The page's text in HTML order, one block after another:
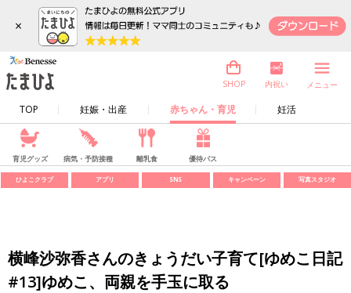
×
TOP 妊娠・出産 赤ちゃん・育児 妊活
SHOP 内祝い メニュー
育児グッズ 病気・予防接種 離乳食 優待パス
ひよこクラブ アプリ SNS キャンペーン 写真スタジオ
横峰沙弥香さんのきょうだい子育て[ゆめこ日記
#13]ゆめこ、両親を手玉に取る